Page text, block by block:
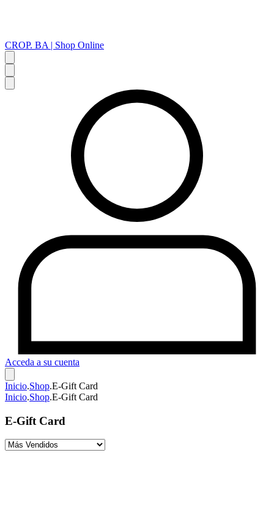
CROP. BA | Shop Online
Acceda a su cuenta
Inicio.Shop.E-Gift Card
Inicio.Shop.E-Gift Card
E-Gift Card